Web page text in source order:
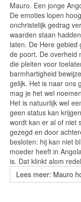
Mauro. Een jonge
De emoties lopen
onchristelijk gedrag
waarden staan
laten. De Here gebied
de poort. De overheid
die pleiten voor
barmhartigheid
gelijk. Het is naar ons
mag je het wel
Het is natuurlijk wel
geen status kan
wordt kan er al of niet
gezegd en door
besloten: hij kan niet
moeder heeft in
is. Dat klinkt alom
Lees meer: Mauro